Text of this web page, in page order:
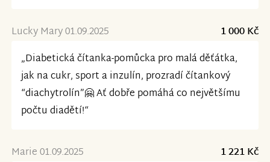
Lucky Mary 01.09.2025
1 000 Kč
„Diabetická čítanka-pomůcka pro malá děťátka,
jak na cukr, sport a inzulín, prozradí čítankový
“diachytrolín”🤗 Ať dobře pomáhá co největšímu
počtu diadětí!“
Marie 01.09.2025
1 221 Kč